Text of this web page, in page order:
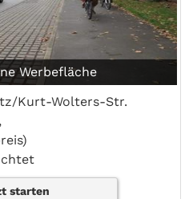
Werbefläche
Kurt-Wolters-Str.
starten